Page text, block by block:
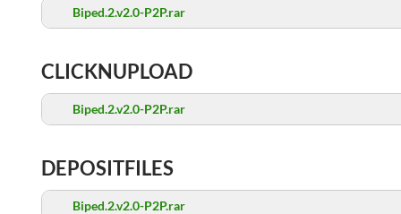
Biped.2.v2.0-P2P.rar
CLICKNUPLOAD
Biped.2.v2.0-P2P.rar
DEPOSITFILES
Biped.2.v2.0-P2P.rar